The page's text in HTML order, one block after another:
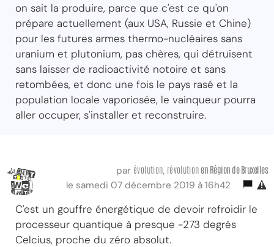
on sait la produire, parce que c'est ce qu'on
prépare actuellement (aux USA, Russie et Chine)
pour les futures armes thermo-nucléaires sans
uranium et plutonium, pas chères, qui détruisent
sans laisser de radioactivité notoire et sans
retombées, et donc une fois le pays rasé et la
population locale vaporiosée, le vainqueur pourra
aller occuper, s'installer et reconstruire.
par évolution, révolution en Région de Bruxelles
le samedi 07 décembre 2019 à 16h42
C'est un gouffre énergétique de devoir refroidir le
processeur quantique à presque -273 degrés
Celcius, proche du zéro absolut.